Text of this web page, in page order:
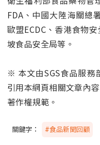
FDA、中國大陸海關總
歐盟ECDC、香港食物
坡食品安全局等。
※ 本文由SGS食品服務
引用本網頁相關文章內
著作權規範。
關鍵字： #食品新聞回顧